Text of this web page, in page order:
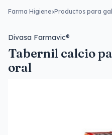
Farma Higiene>Productos para
Divasa Farmavic®
Tabernil calcio
oral